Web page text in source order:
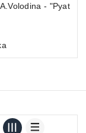
- "Pyat